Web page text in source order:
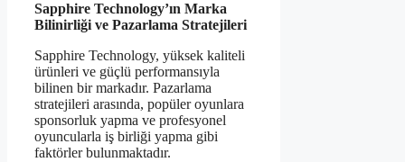
Sapphire Technology’ın Marka
Bilinirliği ve Pazarlama Stratejileri
Sapphire Technology, yüksek kaliteli
ürünleri ve güçlü performansıyla
bilinen bir markadır. Pazarlama
stratejileri arasında, popüler oyunlara
sponsorluk yapma ve profesyonel
oyuncularla iş birliği yapma gibi
faktörler bulunmaktadır.